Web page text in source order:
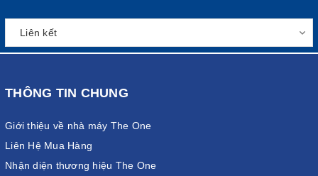
THÔNG TIN CHUNG
Giới thiệu về nhà máy The One
Liên Hệ Mua Hàng
Nhận diện thương hiệu The One